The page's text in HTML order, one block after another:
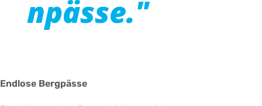
npässe."
Endlose Bergpässe